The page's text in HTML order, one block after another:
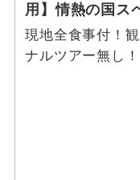
カルダス・
サラマンカ
用】情熱の国ス
現地全食事付！
ナルツアー無し